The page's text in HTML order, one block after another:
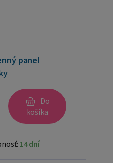
panel
Do
košíka
14 dní